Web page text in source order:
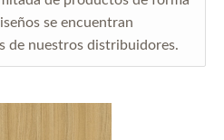
se encuentran
de nuestros distribuidores.